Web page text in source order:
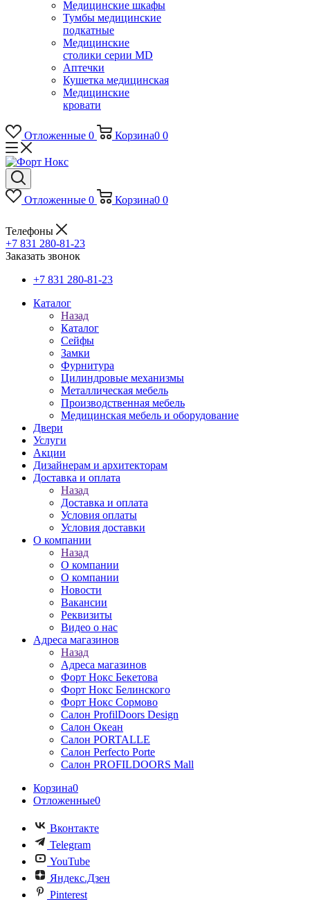
Медицинские шкафы
Тумбы медицинские
подкатные
Медицинские
столики серии MD
Аптечки
Кушетка медицинская
Медицинские
кровати
Отложенные 0 Корзина0 0
Отложенные 0 Корзина0 0
Телефоны
+7 831 280-81-23
Заказать звонок
+7 831 280-81-23
Каталог
Назад
Каталог
Сейфы
Замки
Фурнитура
Цилиндровые механизмы
Металлическая мебель
Производственная мебель
Медицинская мебель и оборудование
Двери
Услуги
Акции
Дизайнерам и архитекторам
Доставка и оплата
Назад
Доставка и оплата
Условия оплаты
Условия доставки
О компании
Назад
О компании
О компании
Новости
Вакансии
Реквизиты
Видео о нас
Адреса магазинов
Назад
Адреса магазинов
Форт Нокс Бекетова
Форт Нокс Белинского
Форт Нокс Сормово
Салон ProfilDoors Design
Салон Океан
Салон PORTALLE
Салон Perfecto Portе
Салон PROFILDOORS Mall
Корзина0
Отложенные0
Вконтакте
Telegram
YouTube
Яндекс.Дзен
Pinterest